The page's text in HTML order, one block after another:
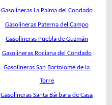
Gasolineras La Palma del Condado
Gasolineras Paterna del Campo
Gasolineras Puebla de Guzmán
Gasolineras Rociana del Condado
Gasolineras San Bartolomé de la
Torre
Gasolineras Santa Bárbara de Casa